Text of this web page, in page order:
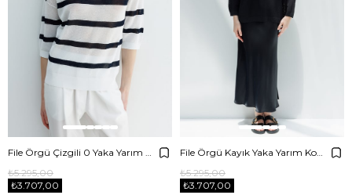
File Örgü Çizgili 0 Yaka Yarım Kol Triko
₺3.707,00
₺5.295,00
File Örgü Kayık Yaka Yarım Kol Triko
₺3.707,00
₺5.295,00